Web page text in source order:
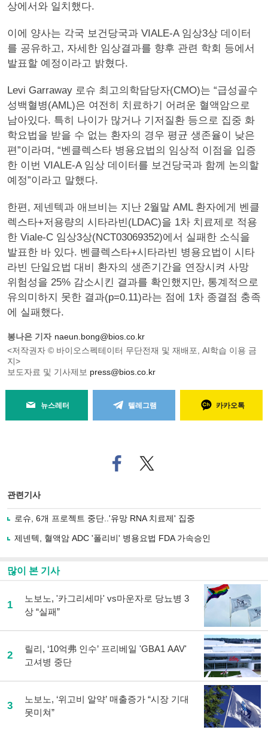
상에서와 일치했다.
이에 양사는 각국 보건당국과 VIALE-A 임상3상 데이터
를 공유하고, 자세한 임상결과를 향후 관련 학회 등에서
발표할 예정이라고 밝혔다.
Levi Garraway 로슈 최고의학담당자(CMO)는 “급성골수
성백혈병(AML)은 여전히 치료하기 어려운 혈액암으로
남아있다. 특히 나이가 많거나 기저질환 등으로 집중 화
학요법을 받을 수 없는 환자의 경우 평균 생존율이 낮은
편”이라며, “벤클렉스타 병용요법의 임상적 이점을 입증
한 이번 VIALE-A 임상 데이터를 보건당국과 함께 논의할
예정”이라고 말했다.
한편, 제넨텍과 애브비는 지난 2월말 AML 환자에게 벤클
렉스타+저용량의 시타라빈(LDAC)을 1차 치료제로 적용
한 Viale-C 임상3상(NCT03069352)에서 실패한 소식을
발표한 바 있다. 벤클렉스타+시타라빈 병용요법이 시타
라빈 단일요법 대비 환자의 생존기간을 연장시켜 사망
위험성을 25% 감소시킨 결과를 확인했지만, 통계적으로
유의미하지 못한 결과(p=0.11)라는 점에 1차 종결점 충족
에 실패했다.
봉나은 기자 naeun.bong@bios.co.kr
<저작권자 © 바이오스펙테이터 무단전재 및 재배포, AI학습 이용 금
지>
보도자료 및 기사제보 press@bios.co.kr
뉴스레터 텔레그램 카카오톡
페
이
로
기
사
기
트위
터로
관련기사
로슈, 6개 프로젝트 중단..'유망 RNA 치료제' 집중
제넨텍, 혈액암 ADC '폴리비' 병용요법 FDA 가속승인
많이 본 기사
1
노보노, '카그리세마' vs마운자로 당뇨병 3
상 “실패”
2
릴리, ‘10억弗 인수’ 프리베일 'GBA1 AAV'
고셔병 중단
3
노보노, ‘위고비 알약’ 매출증가 “시장 기대
못미쳐”